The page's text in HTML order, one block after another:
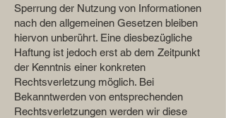
Sperrung der Nutzung von Informationen
nach den allgemeinen Gesetzen bleiben
hiervon unberührt. Eine diesbezügliche
Haftung ist jedoch erst ab dem Zeitpunkt
der Kenntnis einer konkreten
Rechtsverletzung möglich. Bei
Bekanntwerden von entsprechenden
Rechtsverletzungen werden wir diese